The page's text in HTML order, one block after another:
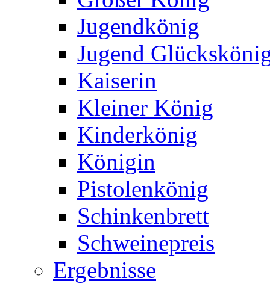
Jugendkönig
Jugend
Kaiserin
Kleiner König
Kinderkönig
Königin
Pistolenkönig
Schinkenbrett
Schweinepreis
Ergebnisse